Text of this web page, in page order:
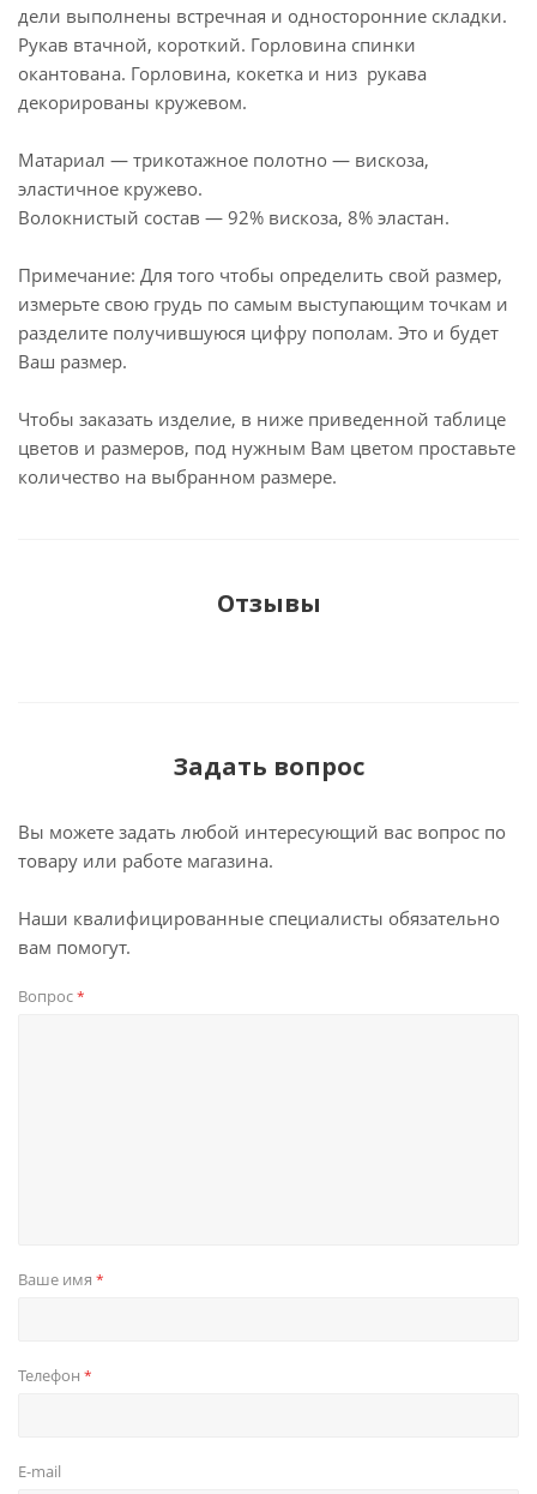
дели выполнены встречная и односторонние складки.
Рукав втачной, короткий. Горловина спинки
окантована. Горловина, кокетка и низ рукава
декорированы кружевом.
Матариал — трикотажное полотно — вискоза,
эластичное кружево.
Волокнистый состав — 92% вискоза, 8% эластан.
Примечание: Для того чтобы определить свой размер,
измерьте свою грудь по самым выступающим точкам и
разделите получившуюся цифру пополам. Это и будет
Ваш размер.
Чтобы заказать изделие, в ниже приведенной таблице
цветов и размеров, под нужным Вам цветом проставьте
количество на выбранном размере.
Отзывы
Задать вопрос
Вы можете задать любой интересующий вас вопрос по
товару или работе магазина.
Наши квалифицированные специалисты обязательно
вам помогут.
Вопрос*
Ваше имя *
Телефон *
E-mail